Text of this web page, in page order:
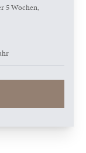
5 Wochen,